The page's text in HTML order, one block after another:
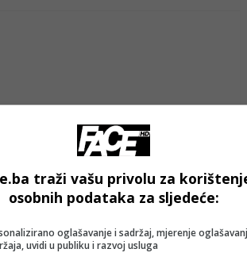
Viaduct: “Novac se planira dati sumnjivim
vodi na tamo neka ostrva”
Dodiku je prošao: Kada će Sud
glavobolja za Trumpa: Nove sankcije Rusiji
čovjeka u Senatu
traži vašu privolu za
osobnih podataka za sljedeće:
oglašavanje i sadržaj, mjerenje
uvidi u publiku i razvoj usluga